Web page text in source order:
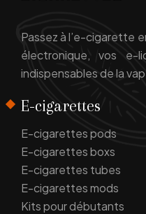
Passez à l’e-cigarette
électronique, vos e-
indispensables de la
E-cigarettes
E-cigarettes pods
E-cigarettes boxs
E-cigarettes tubes
E-cigarettes mods
Kits pour débutants